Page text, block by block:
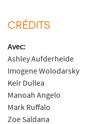
CRÉDITS
Avec:
Ashley Aufderheide
Imogene Wolodarsky
Keir Dullea
Manoah Angelo
Mark Ruffalo
Zoe Saldana